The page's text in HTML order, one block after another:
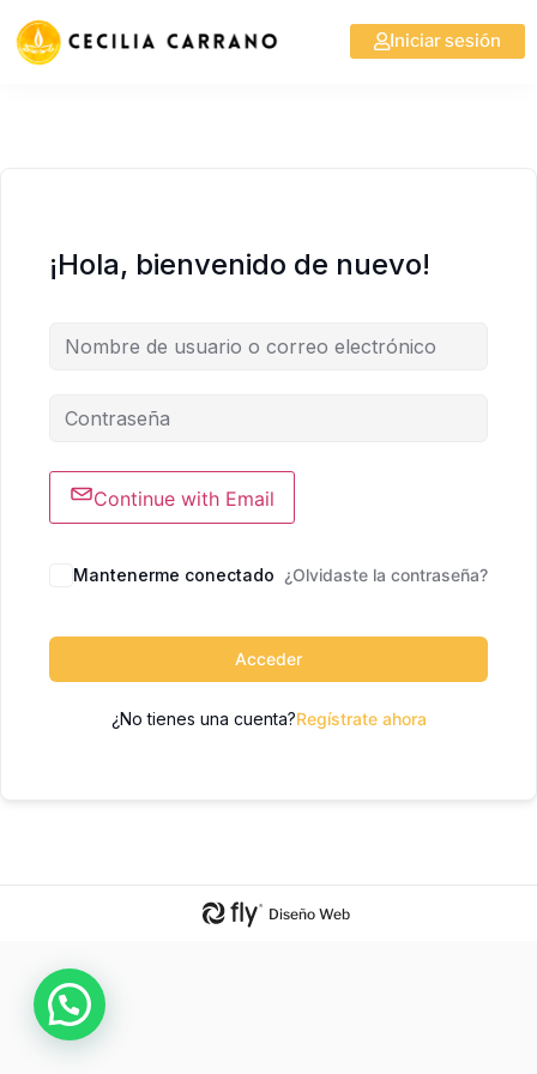
Iniciar sesión
¡Hola, bienvenido de nuevo!
Continue with Email
Mantenerme conectado ¿Olvidaste la contraseña?
Acceder
¿No tienes una cuenta?Regístrate ahora
Diseño Web